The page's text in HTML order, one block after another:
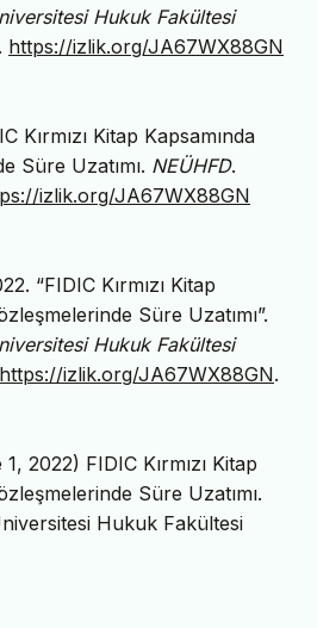
Hukuk Fakültesi
https://izlik.org/JA67WX88GN
Kırmızı Kitap Kapsamında
Süre Uzatımı. NEÜHFD.
izlik.org/JA67WX88GN
“FIDIC Kırmızı Kitap
Süre Uzatımı”.
Hukuk Fakültesi
https://izlik.org/JA67WX88GN.
2022) FIDIC Kırmızı Kitap
Süre Uzatımı.
Hukuk Fakültesi